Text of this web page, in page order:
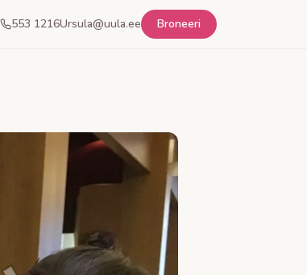
553 1216Ursula@uula.ee Broneeri